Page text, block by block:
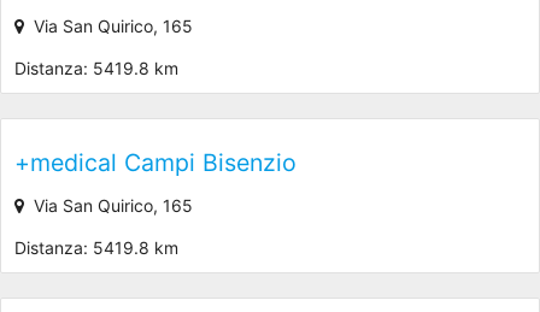
Via San Quirico, 165
Distanza: 5419.8 km
+medical Campi Bisenzio
Via San Quirico, 165
Distanza: 5419.8 km